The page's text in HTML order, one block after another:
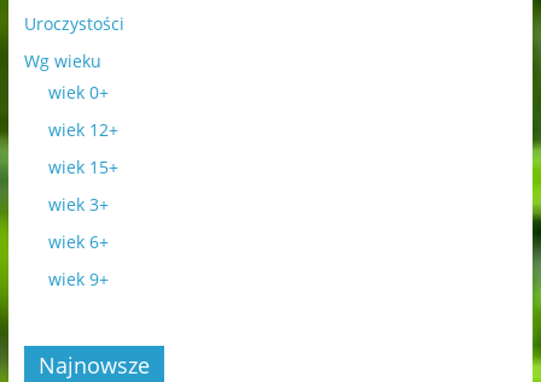
Uroczystości
Wg wieku
wiek 0+
wiek 12+
wiek 15+
wiek 3+
wiek 6+
wiek 9+
Najnowsze